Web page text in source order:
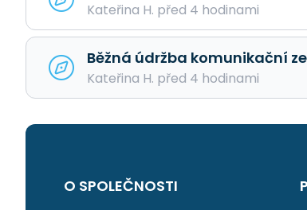
Kateřina H. před 4 hodinami
Běžná údržba komunikační
Kateřina H. před 4 hodinami
O SPOLEČNOSTI